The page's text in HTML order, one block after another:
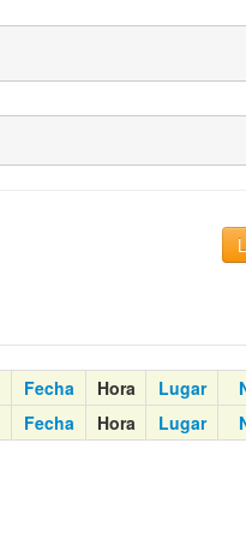
Fecha Hora Lugar
Fecha Hora Lugar